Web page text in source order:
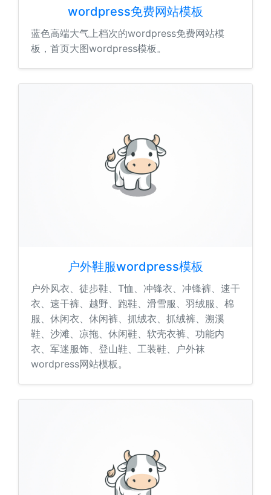
wordpress免费网站模板
蓝色高端大气上档次的wordpress免费网站模
板，首页大图wordpress模板。
户外鞋服wordpress模板
户外风衣、徒步鞋、T恤、冲锋衣、冲锋裤、速干
衣、速干裤、越野、跑鞋、滑雪服、羽绒服、棉
服、休闲衣、休闲裤、抓绒衣、抓绒裤、溯溪
鞋、沙滩、凉拖、休闲鞋、软壳衣裤、功能内
衣、军迷服饰、登山鞋、工装鞋、户外袜
wordpress网站模板。